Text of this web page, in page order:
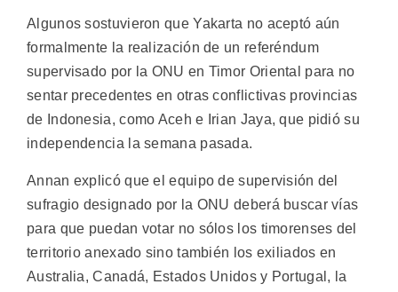
Algunos sostuvieron que Yakarta no aceptó aún
formalmente la realización de un referéndum
supervisado por la ONU en Timor Oriental para no
sentar precedentes en otras conflictivas provincias
de Indonesia, como Aceh e Irian Jaya, que pidió su
independencia la semana pasada.
Annan explicó que el equipo de supervisión del
sufragio designado por la ONU deberá buscar vías
para que puedan votar no sólos los timorenses del
territorio anexado sino también los exiliados en
Australia, Canadá, Estados Unidos y Portugal, la